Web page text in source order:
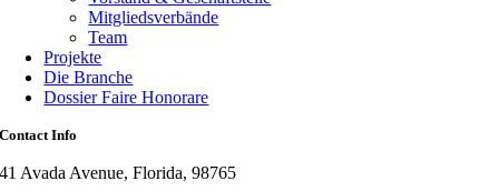
Mitgliedsverbände
Team
Projekte
Die Branche
Dossier Faire Honorare
Contact Info
41 Avada Avenue, Florida, 98765